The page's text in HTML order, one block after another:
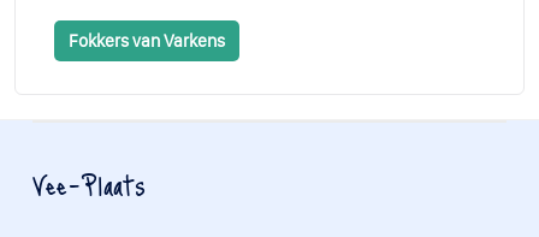
Fokkers van Varkens
Vee-Plaats